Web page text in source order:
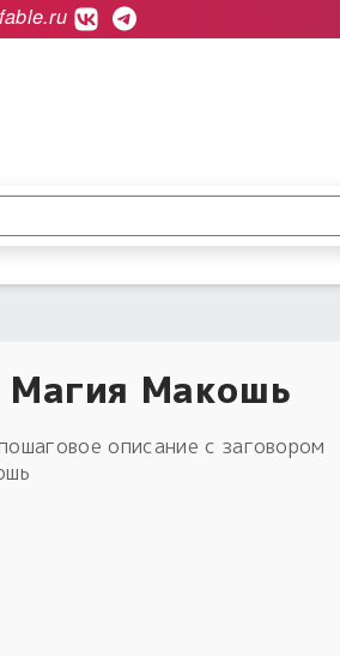
Магия Макошь
описание с заговором